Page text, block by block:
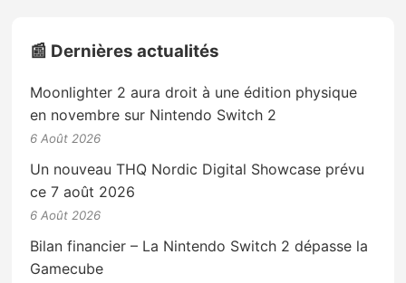
📰 Dernières actualités
Moonlighter 2 aura droit à une édition physique
en novembre sur Nintendo Switch 2
6 Août 2026
Un nouveau THQ Nordic Digital Showcase prévu
ce 7 août 2026
6 Août 2026
Bilan financier – La Nintendo Switch 2 dépasse la
Gamecube